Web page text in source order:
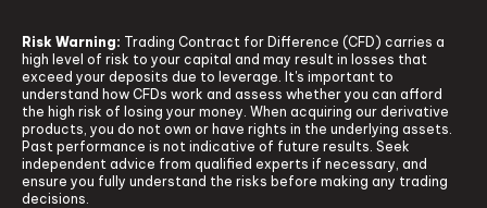
Risk Warning: Trading Contract for Difference (CFD) carries a
high level of risk to your capital and may result in losses that
exceed your deposits due to leverage. It's important to
understand how CFDs work and assess whether you can afford
the high risk of losing your money. When acquiring our derivative
products, you do not own or have rights in the underlying assets.
Past performance is not indicative of future results. Seek
independent advice from qualified experts if necessary, and
ensure you fully understand the risks before making any trading
decisions.